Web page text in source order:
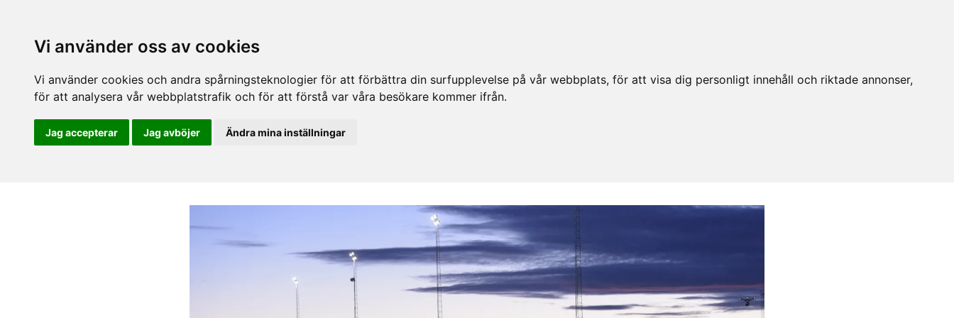
Vi använder oss av cookies
Vi använder cookies och andra spårningsteknologier för att förbättra din surfupplevelse på vår webbplats, för att visa dig personligt innehåll och riktade annonser,
för att analysera vår webbplatstrafik och för att förstå var våra besökare kommer ifrån.
Jag accepterar Jag avböjer Ändra mina inställningar